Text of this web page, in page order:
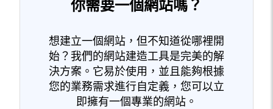
你需要一個網站嗎？
想建立一個網站，但不知道從哪裡開
始？我們的網站建造工具是完美的解
決方案。它易於使用，並且能夠根據
您的業務需求進行自定義，您可以立
即擁有一個專業的網站。